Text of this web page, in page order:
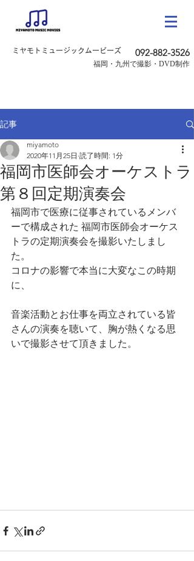
ミヤモトミュージックムービーズ 092-882-3526
​福岡・九州で撮影・DVD制作
記事
福岡市医師会オーケストラ
第８回定期演奏会
miyamoto
2020年11月25日 読了時間: 1分
福岡市で医療に従事されているメンバ
ーで構成された 福岡市医師会オーケス
トラの定期演奏会を撮影いたしまし
た。
コロナの影響で本当に大変なこの時期
に、
音楽活動とお仕事を両立されている皆
さんの演奏を聴いて、胸が熱くなる思
いで撮影させて頂きました。